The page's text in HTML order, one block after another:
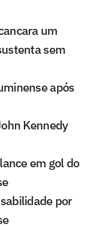
um
sem
após
Kennedy
em gol do
por